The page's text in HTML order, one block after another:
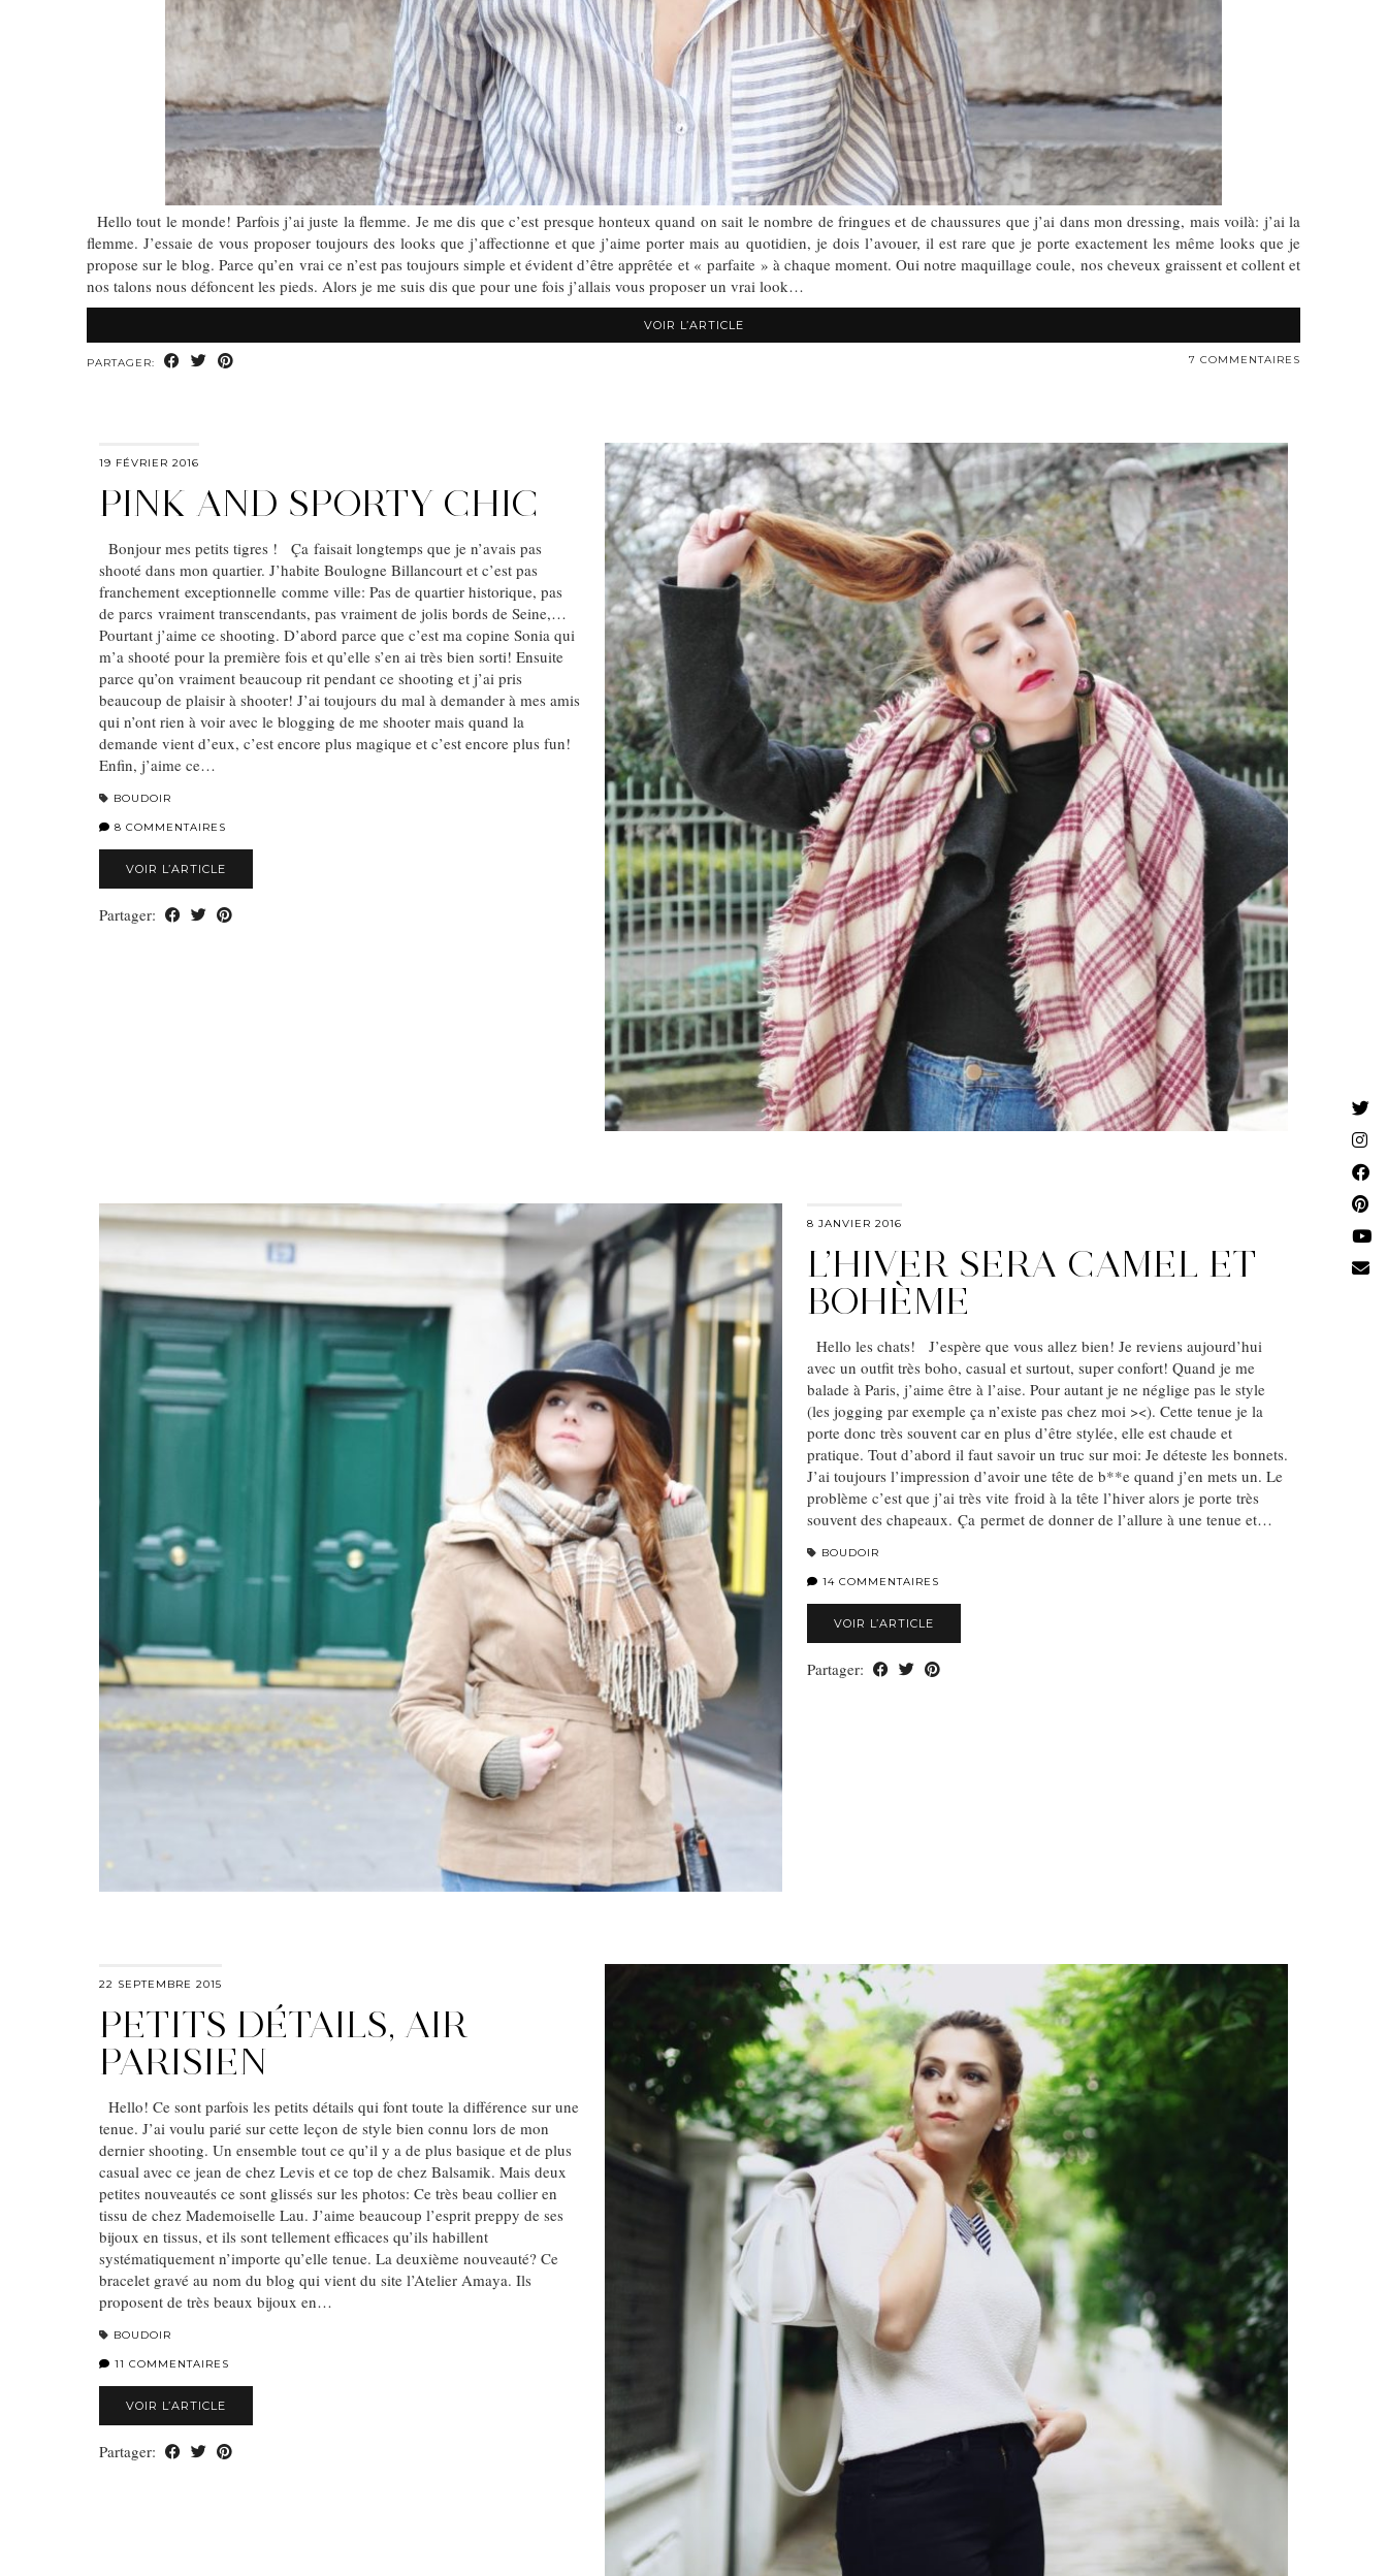
Hello tout le monde! Parfois j’ai juste la flemme. Je me dis que c’est presque honteux quand on sait le nombre de fringues et de chaussures que j’ai dans mon dressing, mais voilà: j’ai la
flemme. J’essaie de vous proposer toujours des looks que j’affectionne et que j’aime porter mais au quotidien, je dois l’avouer, il est rare que je porte exactement les même looks que je
propose sur le blog. Parce qu’en vrai ce n’est pas toujours simple et évident d’être apprêtée et « parfaite » à chaque moment. Oui notre maquillage coule, nos cheveux graissent et collent et
nos talons nous défoncent les pieds. Alors je me suis dis que pour une fois j’allais vous proposer un vrai look…
VOIR L’ARTICLE
PARTAGER: 7 COMMENTAIRES
19 FÉVRIER 2016
PINK AND SPORTY CHIC
Bonjour mes petits tigres ! Ça faisait longtemps que je n’avais pas
shooté dans mon quartier. J’habite Boulogne Billancourt et c’est pas
franchement exceptionnelle comme ville: Pas de quartier historique, pas
de parcs vraiment transcendants, pas vraiment de jolis bords de Seine,…
Pourtant j’aime ce shooting. D’abord parce que c’est ma copine Sonia qui
m’a shooté pour la première fois et qu’elle s’en ai très bien sorti! Ensuite
parce qu’on vraiment beaucoup rit pendant ce shooting et j’ai pris
beaucoup de plaisir à shooter! J’ai toujours du mal à demander à mes amis
qui n’ont rien à voir avec le blogging de me shooter mais quand la
demande vient d’eux, c’est encore plus magique et c’est encore plus fun!
Enfin, j’aime ce…
BOUDOIR
8 COMMENTAIRES
VOIR L’ARTICLE
Partager:
8 JANVIER 2016
L’HIVER SERA CAMEL ET
BOHÈME
Hello les chats! J’espère que vous allez bien! Je reviens aujourd’hui
avec un outfit très boho, casual et surtout, super confort! Quand je me
balade à Paris, j’aime être à l’aise. Pour autant je ne néglige pas le style
(les jogging par exemple ça n’existe pas chez moi ><). Cette tenue je la
porte donc très souvent car en plus d’être stylée, elle est chaude et
pratique. Tout d’abord il faut savoir un truc sur moi: Je déteste les bonnets.
J’ai toujours l’impression d’avoir une tête de b**e quand j’en mets un. Le
problème c’est que j’ai très vite froid à la tête l’hiver alors je porte très
souvent des chapeaux. Ça permet de donner de l’allure à une tenue et…
BOUDOIR
14 COMMENTAIRES
VOIR L’ARTICLE
Partager:
22 SEPTEMBRE 2015
PETITS DÉTAILS, AIR
PARISIEN
Hello! Ce sont parfois les petits détails qui font toute la différence sur une
tenue. J’ai voulu parié sur cette leçon de style bien connu lors de mon
dernier shooting. Un ensemble tout ce qu’il y a de plus basique et de plus
casual avec ce jean de chez Levis et ce top de chez Balsamik. Mais deux
petites nouveautés ce sont glissés sur les photos: Ce très beau collier en
tissu de chez Mademoiselle Lau. J’aime beaucoup l’esprit preppy de ses
bijoux en tissus, et ils sont tellement efficaces qu’ils habillent
systématiquement n’importe qu’elle tenue. La deuxième nouveauté? Ce
bracelet gravé au nom du blog qui vient du site l’Atelier Amaya. Ils
proposent de très beaux bijoux en…
BOUDOIR
11 COMMENTAIRES
VOIR L’ARTICLE
Partager: